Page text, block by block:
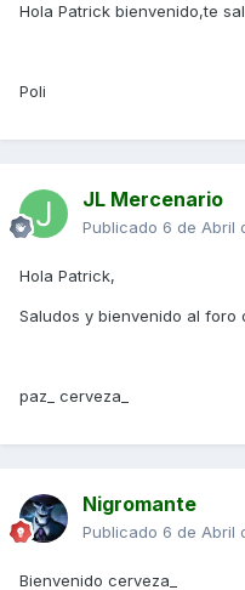
Hola Patrick bienvenido,te
Poli
JL Mercenario
Publicado 6 de Abril
Hola Patrick,
Saludos y bienvenido al foro
paz_ cerveza_
Nigromante
Publicado 6 de Abril
Bienvenido cerveza_